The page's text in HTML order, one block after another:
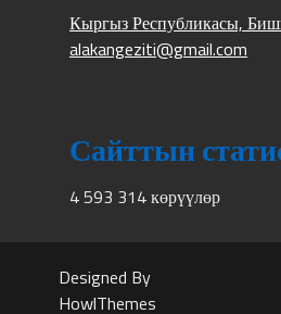
Кыргыз Республикасы,
alakangeziti@gmail.com
Сайттын
4 593 314 көрүүлөр
Designed By
HowlThemes